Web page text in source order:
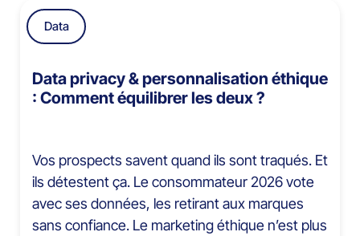
Data
Data privacy & personnalisation éthique
: Comment équilibrer les deux ?
Vos prospects savent quand ils sont traqués. Et
ils détestent ça. Le consommateur 2026 vote
avec ses données, les retirant aux marques
sans confiance. Le marketing éthique n’est plus